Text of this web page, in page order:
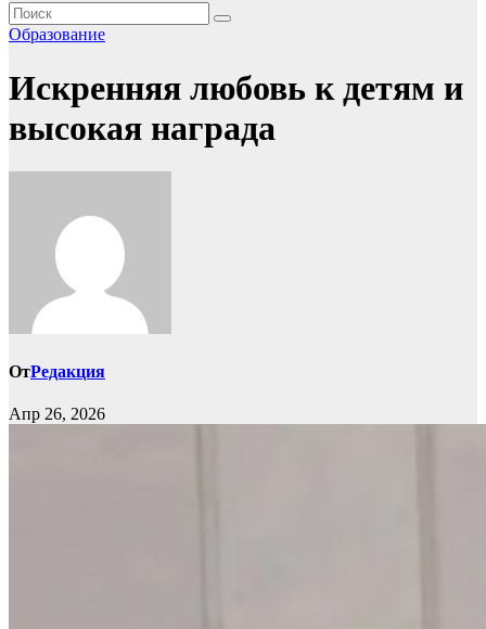
Образование
Искренняя любовь к детям и
высокая награда
ОтРедакция
Апр 26, 2026